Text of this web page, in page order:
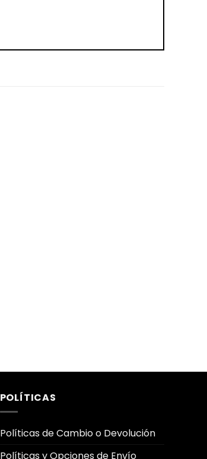
POLÍTICAS
Políticas de Cambio o Devolución
Políticas y Opciones de Envío